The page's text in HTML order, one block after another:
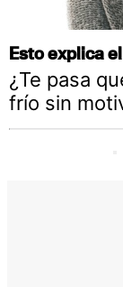
Esto explica
¿Te pasa
frío sin